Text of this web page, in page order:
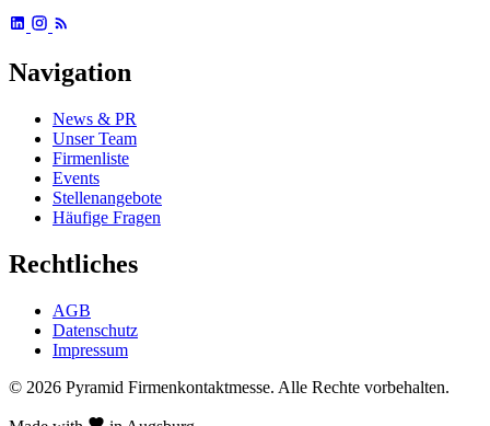
Navigation
News & PR
Unser Team
Firmenliste
Events
Stellenangebote
Häufige Fragen
Rechtliches
AGB
Datenschutz
Impressum
© 2026 Pyramid Firmenkontaktmesse. Alle Rechte vorbehalten.